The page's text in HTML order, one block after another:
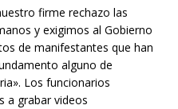
firme rechazo las
y exigimos al Gobierno
de manifestantes que han
alguno de
Los funcionarios
a grabar videos